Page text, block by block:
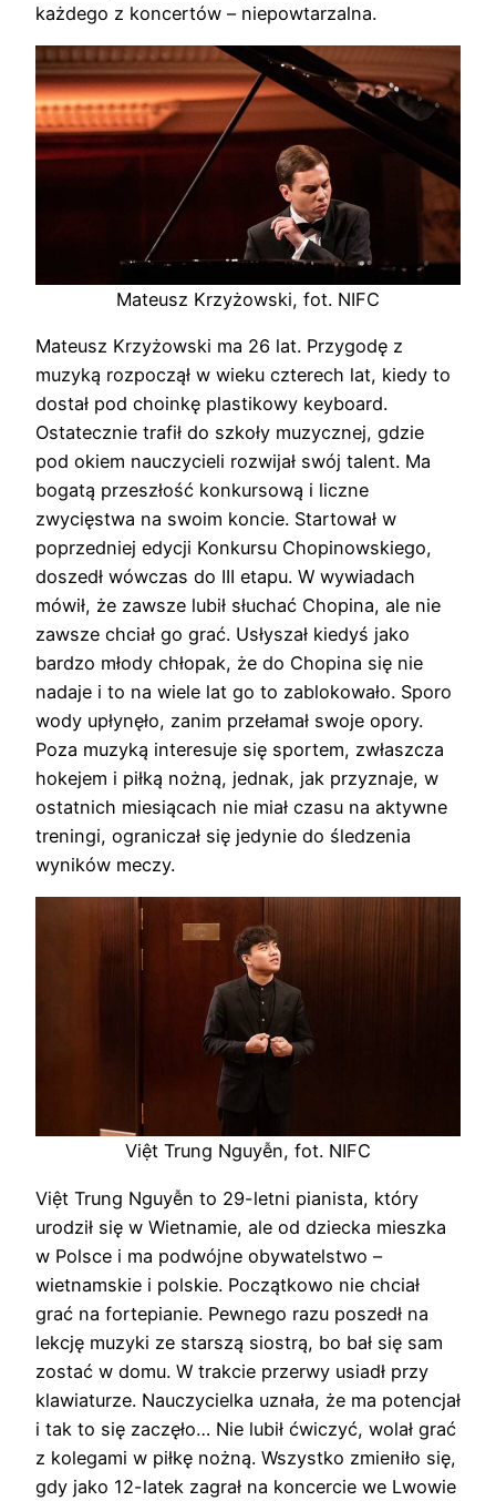
każdego z koncertów – niepowtarzalna.
Mateusz Krzyżowski, fot. NIFC
Mateusz Krzyżowski ma 26 lat. Przygodę z
muzyką rozpoczął w wieku czterech lat, kiedy to
dostał pod choinkę plastikowy keyboard.
Ostatecznie trafił do szkoły muzycznej, gdzie
pod okiem nauczycieli rozwijał swój talent. Ma
bogatą przeszłość konkursową i liczne
zwycięstwa na swoim koncie. Startował w
poprzedniej edycji Konkursu Chopinowskiego,
doszedł wówczas do III etapu. W wywiadach
mówił, że zawsze lubił słuchać Chopina, ale nie
zawsze chciał go grać. Usłyszał kiedyś jako
bardzo młody chłopak, że do Chopina się nie
nadaje i to na wiele lat go to zablokowało. Sporo
wody upłynęło, zanim przełamał swoje opory.
Poza muzyką interesuje się sportem, zwłaszcza
hokejem i piłką nożną, jednak, jak przyznaje, w
ostatnich miesiącach nie miał czasu na aktywne
treningi, ograniczał się jedynie do śledzenia
wyników meczy.
Việt Trung Nguyễn, fot. NIFC
Việt Trung Nguyễn to 29-letni pianista, który
urodził się w Wietnamie, ale od dziecka mieszka
w Polsce i ma podwójne obywatelstwo –
wietnamskie i polskie. Początkowo nie chciał
grać na fortepianie. Pewnego razu poszedł na
lekcję muzyki ze starszą siostrą, bo bał się sam
zostać w domu. W trakcie przerwy usiadł przy
klawiaturze. Nauczycielka uznała, że ma potencjał
i tak to się zaczęło… Nie lubił ćwiczyć, wolał grać
z kolegami w piłkę nożną. Wszystko zmieniło się,
gdy jako 12-latek zagrał na koncercie we Lwowie